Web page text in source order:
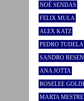
NOÉ SENDAS
FELIX MULA
ALEX KATZ
PEDRO TUDELA
SANDRO
ANA JOTTA
ROSELEE
MARTA MESTRE